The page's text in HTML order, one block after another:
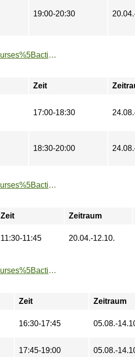
19:00-20:30
https://www.tu-sport.de/sportprogramm/kurse/?tx_dwzeh_courses%5Baction%5D=show&tx_dwzeh_courses%5BsportsDescription%5D=1014&cHash=8289f890950c26fd98506a85dddc7f77
Zeit
17:00-18:30
18:30-20:00
https://www.tu-sport.de/sportprogramm/kurse/?tx_dwzeh_courses%5Baction%5D=show&tx_dwzeh_courses%5BsportsDescription%5D=1295&cHash=cf6b3906275dc9d88b8e3c84b5083362
Zeit Zeitraum
11:30-11:45 20.04.-12.10.
https://www.tu-sport.de/sportprogramm/kurse/?tx_dwzeh_courses%5Baction%5D=show&tx_dwzeh_courses%5BsportsDescription%5D=1501&cHash=c43b8c87922bd50426787a11007cb583
Zeit Zeitraum
16:30-17:45 05.08.-
17:45-19:00 05.08.-